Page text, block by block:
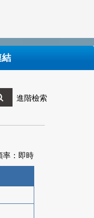
結
進階檢索
率：即時